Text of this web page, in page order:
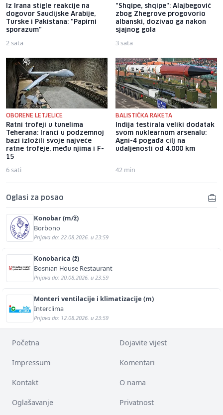
Iz Irana stigle reakcije na
dogovor Saudijske Arabije,
Turske i Pakistana: "Papirni
sporazum"
2 sata
"Shqipe, shqipe": Alajbegović
zbog Zhegrove progovorio
albanski, dozivao ga nakon
sjajnog gola
3 sata
OBORENE LETJELICE
Ratni trofeji u tunelima
Teherana: Iranci u podzemnoj
bazi izložili svoje najveće
ratne trofeje, među njima i F-
15
6 sati
BALISTIČKA RAKETA
Indija testirala veliki dodatak
svom nuklearnom arsenalu:
Agni-4 pogađa cilj na
udaljenosti od 4.000 km
42 min
Oglasi za posao
Konobar (m/ž)
Borbono
Prijava do: 22.08.2026. u 23:59
Konobarica (ž)
Bosnian House Restaurant
Prijava do: 20.08.2026. u 23:59
Monteri ventilacije i klimatizacije (m)
Interclima
Prijava do: 12.08.2026. u 23:59
Početna Dojavite vijest
Impressum Komentari
Kontakt O nama
Oglašavanje Privatnost